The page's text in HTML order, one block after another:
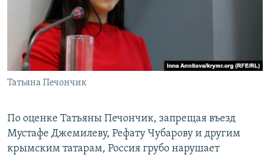
Татьяна Печончик
По оценке Татьяны Печончик, запрещая въезд
Мустафе Джемилеву, Рефату Чубарову и другим
крымским татарам, Россия грубо нарушает